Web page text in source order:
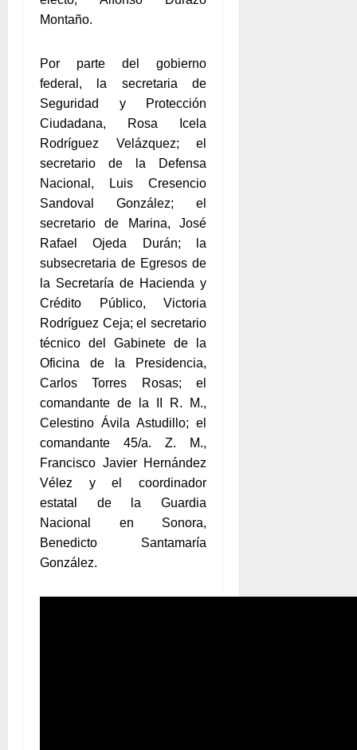
Montaño.
Por parte del gobierno
federal, la secretaria de
Seguridad y Protección
Ciudadana, Rosa Icela
Rodríguez Velázquez; el
secretario de la Defensa
Nacional, Luis Cresencio
Sandoval González; el
secretario de Marina, José
Rafael Ojeda Durán; la
subsecretaria de Egresos de
la Secretaría de Hacienda y
Crédito Público, Victoria
Rodríguez Ceja; el secretario
técnico del Gabinete de la
Oficina de la Presidencia,
Carlos Torres Rosas; el
comandante de la II R. M.,
Celestino Ávila Astudillo; el
comandante 45/a. Z. M.,
Francisco Javier Hernández
Vélez y el coordinador
estatal de la Guardia
Nacional en Sonora,
Benedicto Santamaría
González.